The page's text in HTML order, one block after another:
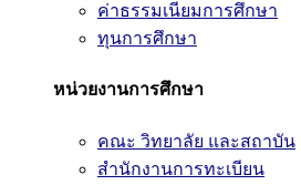
ค่าธรรมเนียมการศึกษา
ทุนการศึกษา
หน่วยงานการศึกษา
คณะ วิทยาลัย และสถาบัน
สำนักงานการทะเบียน